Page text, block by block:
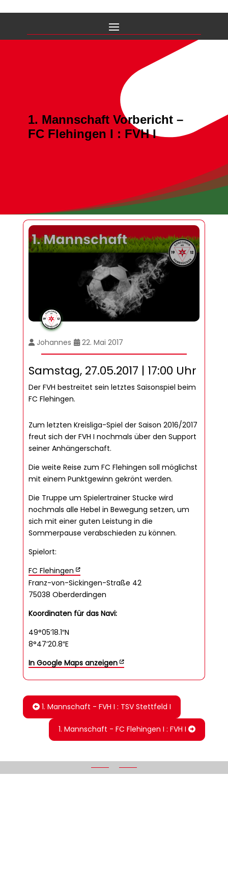
1. Mannschaft Vorbericht –
FC Flehingen I : FVH I
Johannes 22. Mai 2017
Samstag, 27.05.2017 | 17:00 Uhr
Der FVH bestreitet sein letztes Saisonspiel beim
FC Flehingen.
Zum letzten Kreisliga-Spiel der Saison 2016/2017
freut sich der FVH I nochmals über den Support
seiner Anhängerschaft.
Die weite Reise zum FC Flehingen soll möglichst
mit einem Punktgewinn gekrönt werden.
Die Truppe um Spielertrainer Stucke wird
nochmals alle Hebel in Bewegung setzen, um
sich mit einer guten Leistung in die
Sommerpause verabschieden zu können.
Spielort:
FC Flehingen
Franz-von-Sickingen-Straße 42
75038 Oberderdingen
Koordinaten für das Navi:
49°05’18.1″N
8°47’20.8″E
In Google Maps anzeigen
1. Mannschaft - FVH I : TSV Stettfeld I
1. Mannschaft - FC Flehingen I : FVH I